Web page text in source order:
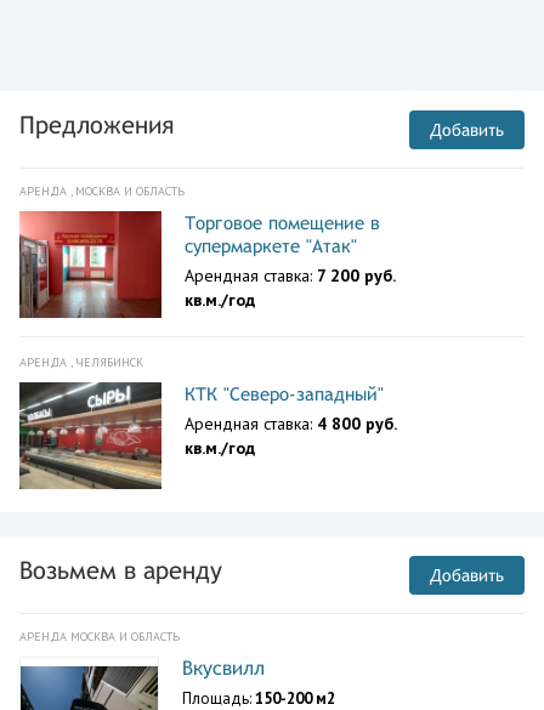
Предложения Добавить
АРЕНДА , МОСКВА И ОБЛАСТЬ
Торговое помещение в
супермаркете "Атак"
Арендная ставка: 7 200 руб.
кв.м./год
АРЕНДА , ЧЕЛЯБИНСК
КТК "Северо-западный"
Арендная ставка: 4 800 руб.
кв.м./год
Возьмем в аренду Добавить
АРЕНДА МОСКВА И ОБЛАСТЬ
Вкусвилл
Площадь:150-200 м2